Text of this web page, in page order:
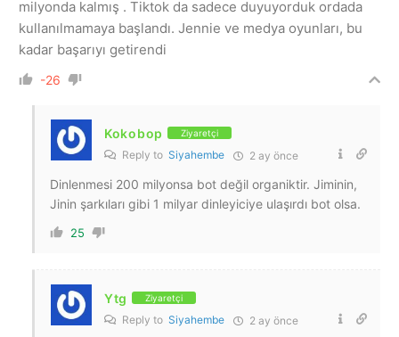
milyonda kalmış . Tiktok da sadece duyuyorduk ordada
kullanılmamaya başlandı. Jennie ve medya oyunları, bu
kadar başarıyı getirendi
-26
Kokobop Ziyaretçi
Reply to Siyahembe 2 ay önce
Dinlenmesi 200 milyonsa bot değil organiktir. Jiminin,
Jinin şarkıları gibi 1 milyar dinleyiciye ulaşırdı bot olsa.
25
Ytg Ziyaretçi
Reply to Siyahembe 2 ay önce